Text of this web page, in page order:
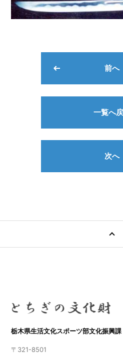
前へ
一覧へ
次へ
栃木県生活文化スポーツ部文化振興課
〒321-8501